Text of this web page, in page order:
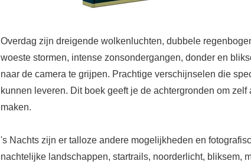
Overdag zijn dreigende wolkenluchten, dubbele
woeste stormen, intense zonsondergangen, donder en
naar de camera te grijpen. Prachtige verschijnselen die
kunnen leveren. Dit boek geeft je de achtergronden om zelf
maken.
's Nachts zijn er talloze andere mogelijkheden en
nachtelijke landschappen, startrails, noorderlicht, bliksem,